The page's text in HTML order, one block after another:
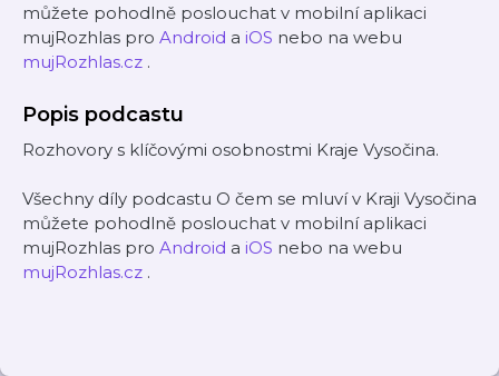
můžete pohodlně poslouchat v mobilní aplikaci
mujRozhlas pro Android a iOS nebo na webu
mujRozhlas.cz .
Popis podcastu
Rozhovory s klíčovými osobnostmi Kraje Vysočina.
Všechny díly podcastu O čem se mluví v Kraji Vysočina
můžete pohodlně poslouchat v mobilní aplikaci
mujRozhlas pro Android a iOS nebo na webu
mujRozhlas.cz .